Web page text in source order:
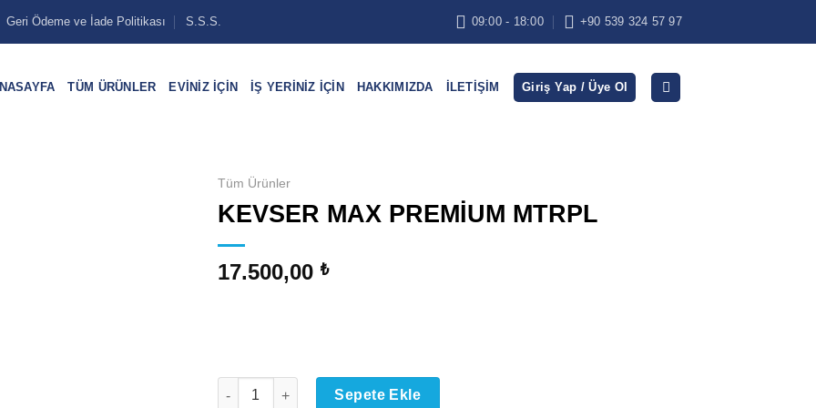
Geri Ödeme ve İade Politikası S.S.S. 09:00 - 18:00 +90 539 324 57 97
TÜM ÜRÜNLER EVINIZ İÇIN İŞ YERINIZ İÇIN HAKKIMIZDA İLETIŞIM Giriş Yap / Üye Ol
Tüm Ürünler
KEVSER MAX PREMİUM MTRPL
17.500,00 ₺
KEVSER MAX PREMİUM MTRPL adet
Sepete Ekle